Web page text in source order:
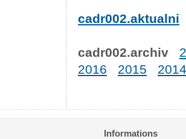
cadr002.aktualni
cadr002.archiv
2016
2015 2014
Informations